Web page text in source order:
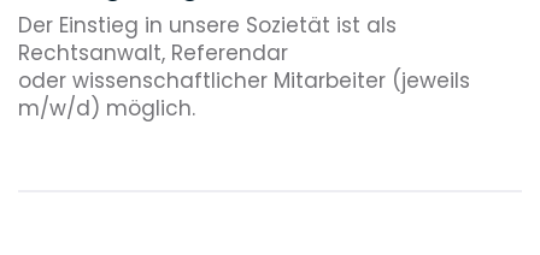
Der Einstieg in unsere Sozietät ist als
Rechtsanwalt, Referendar
oder wissenschaftlicher Mitarbeiter (jeweils
m/w/d) möglich.